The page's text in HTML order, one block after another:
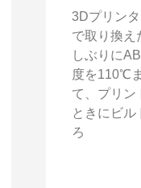
3Dプリン
で取り換え
しぶりに
度を110℃
て、プリン
ときにビル
ろ